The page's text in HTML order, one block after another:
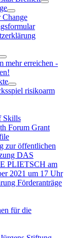
Change
mehr erreichen -
risikoarm
Skills
Forum Grant
zur öffentlichen
DAS
PLIETSCH am
2021 um 17 Uhr
Förderanträge
für die